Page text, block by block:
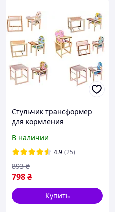
Стульчик трансформер
для кормления
разные
В наличии
4.9 (25)
798₴
893 ₴
Купить